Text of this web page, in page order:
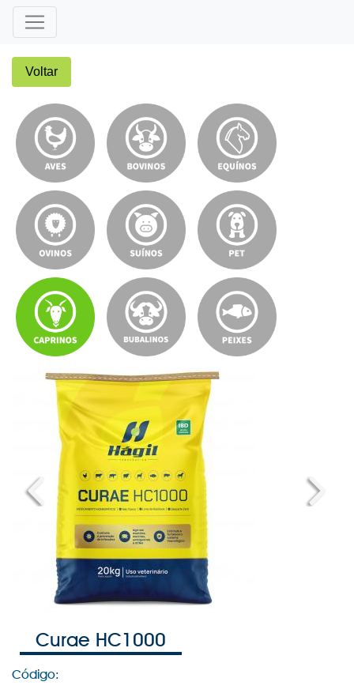
Voltar
Previous Next
Curae HC1000
Código: